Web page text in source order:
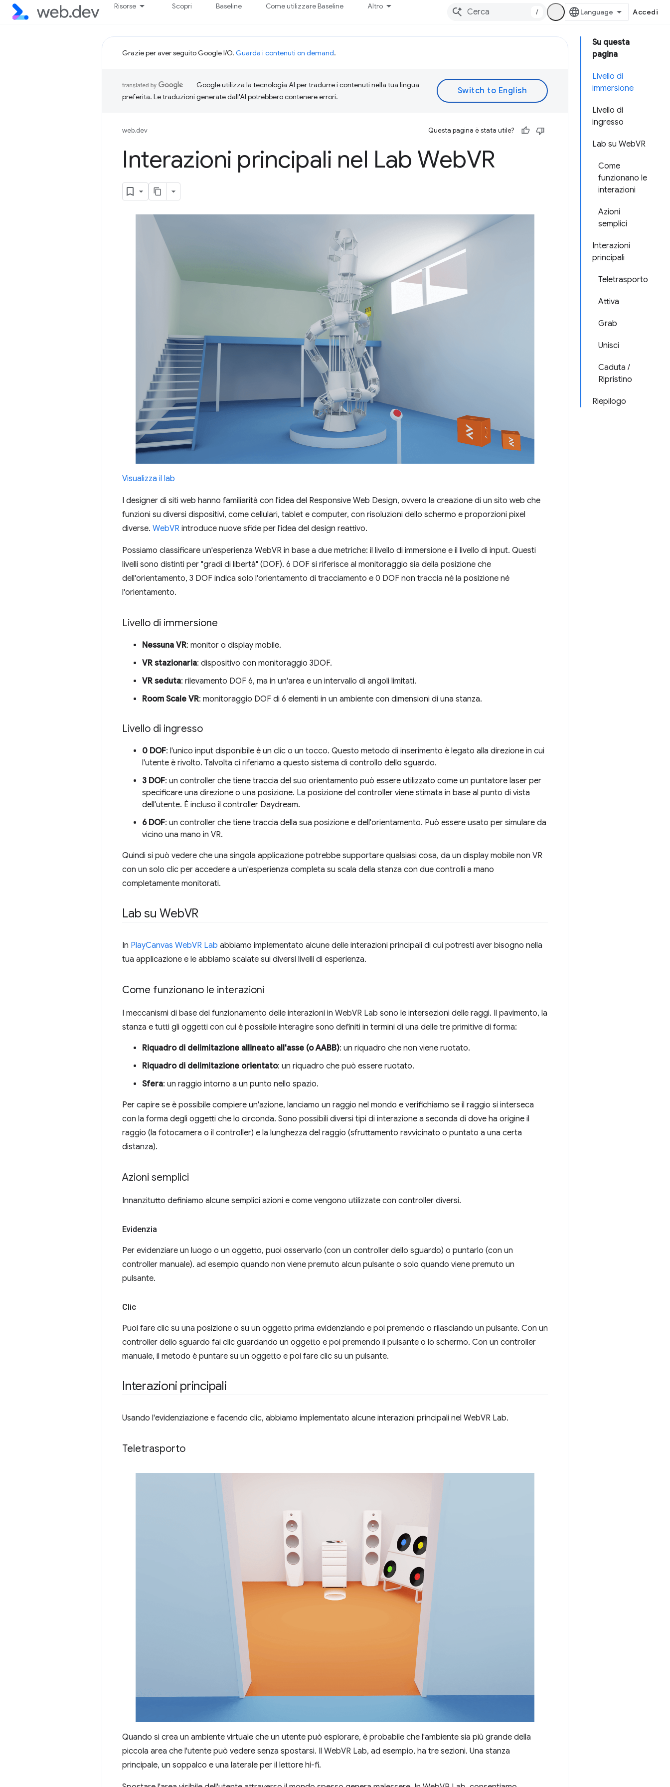
Risorse Scopri Baseline Come utilizzare Baseline Altro
/ Accedi
Su questa
pagina
Livello di
immersione
Livello di
ingresso
Lab su WebVR
Come
funzionano le
interazioni
Azioni
semplici
Interazioni
principali
Teletrasporto
Attiva
Grab
Unisci
Caduta /
Ripristino
Riepilogo
Grazie per aver seguito Google I/O. Guarda i contenuti on demand.
Google utilizza la tecnologia AI per tradurre i contenuti nella tua lingua
preferita. Le traduzioni generate dall'AI potrebbero contenere errori.
web.dev Questa pagina è stata utile?
Interazioni principali nel Lab WebVR
Visualizza il lab
I designer di siti web hanno familiarità con l'idea del Responsive Web Design, ovvero la creazione di un sito web che
funzioni su diversi dispositivi, come cellulari, tablet e computer, con risoluzioni dello schermo e proporzioni pixel
diverse. WebVR introduce nuove sfide per l'idea del design reattivo.
Possiamo classificare un'esperienza WebVR in base a due metriche: il livello di immersione e il livello di input. Questi
livelli sono distinti per "gradi di libertà" (DOF). 6 DOF si riferisce al monitoraggio sia della posizione che
dell'orientamento, 3 DOF indica solo l'orientamento di tracciamento e 0 DOF non traccia né la posizione né
l'orientamento.
Livello di immersione
Nessuna VR: monitor o display mobile.
VR stazionaria: dispositivo con monitoraggio 3DOF.
VR seduta: rilevamento DOF 6, ma in un'area e un intervallo di angoli limitati.
Room Scale VR: monitoraggio DOF di 6 elementi in un ambiente con dimensioni di una stanza.
Livello di ingresso
0 DOF: l'unico input disponibile è un clic o un tocco. Questo metodo di inserimento è legato alla direzione in cui
l'utente è rivolto. Talvolta ci riferiamo a questo sistema di controllo dello sguardo.
3 DOF: un controller che tiene traccia del suo orientamento può essere utilizzato come un puntatore laser per
specificare una direzione o una posizione. La posizione del controller viene stimata in base al punto di vista
dell'utente. È incluso il controller Daydream.
6 DOF: un controller che tiene traccia della sua posizione e dell'orientamento. Può essere usato per simulare da
vicino una mano in VR.
Quindi si può vedere che una singola applicazione potrebbe supportare qualsiasi cosa, da un display mobile non VR
con un solo clic per accedere a un'esperienza completa su scala della stanza con due controlli a mano
completamente monitorati.
Lab su WebVR
In PlayCanvas WebVR Lab abbiamo implementato alcune delle interazioni principali di cui potresti aver bisogno nella
tua applicazione e le abbiamo scalate sui diversi livelli di esperienza.
Come funzionano le interazioni
I meccanismi di base del funzionamento delle interazioni in WebVR Lab sono le intersezioni delle raggi. Il pavimento, la
stanza e tutti gli oggetti con cui è possibile interagire sono definiti in termini di una delle tre primitive di forma:
Riquadro di delimitazione allineato all'asse (o AABB): un riquadro che non viene ruotato.
Riquadro di delimitazione orientato: un riquadro che può essere ruotato.
Sfera: un raggio intorno a un punto nello spazio.
Per capire se è possibile compiere un'azione, lanciamo un raggio nel mondo e verifichiamo se il raggio si interseca
con la forma degli oggetti che lo circonda. Sono possibili diversi tipi di interazione a seconda di dove ha origine il
raggio (la fotocamera o il controller) e la lunghezza del raggio (sfruttamento ravvicinato o puntato a una certa
distanza).
Azioni semplici
Innanzitutto definiamo alcune semplici azioni e come vengono utilizzate con controller diversi.
Evidenzia
Per evidenziare un luogo o un oggetto, puoi osservarlo (con un controller dello sguardo) o puntarlo (con un
controller manuale). ad esempio quando non viene premuto alcun pulsante o solo quando viene premuto un
pulsante.
Clic
Puoi fare clic su una posizione o su un oggetto prima evidenziando e poi premendo o rilasciando un pulsante. Con un
controller dello sguardo fai clic guardando un oggetto e poi premendo il pulsante o lo schermo. Con un controller
manuale, il metodo è puntare su un oggetto e poi fare clic su un pulsante.
Interazioni principali
Usando l'evidenziazione e facendo clic, abbiamo implementato alcune interazioni principali nel WebVR Lab.
Teletrasporto
Quando si crea un ambiente virtuale che un utente può esplorare, è probabile che l'ambiente sia più grande della
piccola area che l'utente può vedere senza spostarsi. Il WebVR Lab, ad esempio, ha tre sezioni. Una stanza
principale, un soppalco e una laterale per il lettore hi-fi.